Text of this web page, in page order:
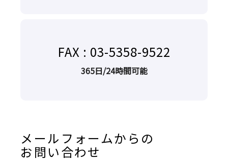
FAX : 03-5358-9522
365⽇/24時間可能
メールフォームからの
お問い合わせ